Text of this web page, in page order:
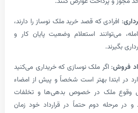
قصد خرید ملک نوساز را دارند،
استعلام وضعیت پایان کار و
ملک نوسازی که خریداری می‌کنید
بهتر است شخصاً و پیش از امضاء
در خصوص بدهی‌ها و تخلفات
حتماً در قرارداد خود زمان